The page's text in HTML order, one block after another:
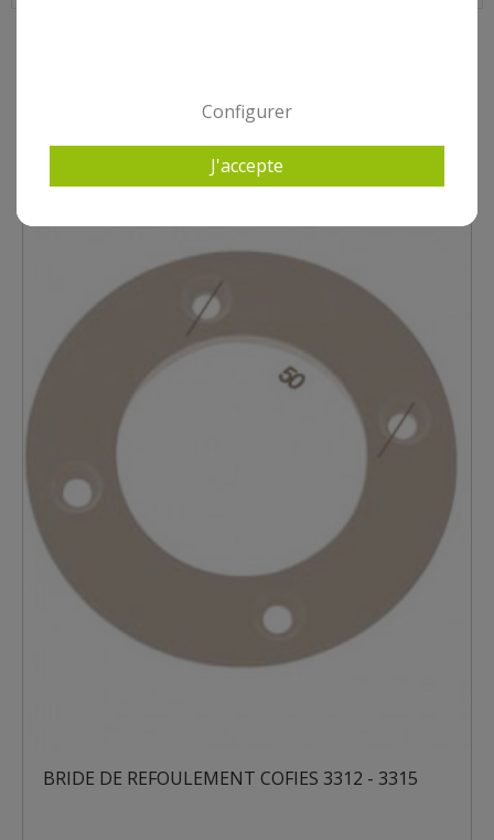
BRIDE DE REFOULEMENT COFIES 3312 - 3315
Configurer
J'accepte